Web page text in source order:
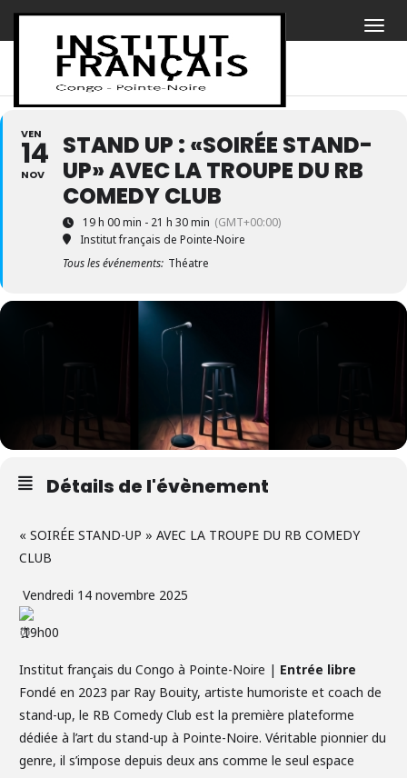
VEN
14
NOV
STAND UP : «SOIRÉE STAND-
UP» AVEC LA TROUPE DU RB
COMEDY CLUB
19 h 00 min - 21 h 30 min (GMT+00:00)
Institut français de Pointe-Noire
Tous les événements: Théatre
Détails de l'évènement
« SOIRÉE STAND-UP » AVEC LA TROUPE DU RB COMEDY
CLUB
Vendredi 14 novembre 2025
19h00
Institut français du Congo à Pointe-Noire | Entrée libre
Fondé en 2023 par Ray Bouity, artiste humoriste et coach de
stand-up, le RB Comedy Club est la première plateforme
dédiée à l’art du stand-up à Pointe-Noire. Véritable pionnier du
genre, il s’impose depuis deux ans comme le seul espace